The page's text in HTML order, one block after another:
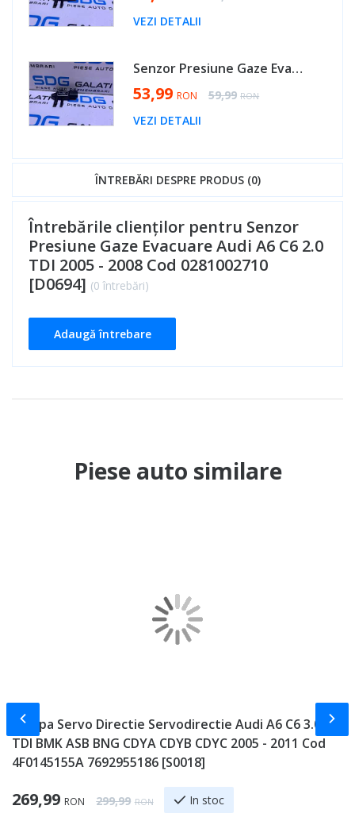
VEZI DETALII
Senzor Presiune Gaze Evacuare Seat Altea 2.0 TDI 2004 - 2015 Cod 0281002710 [D0694]
Special Price
53,99 RON Regular Price
59,99 RON
VEZI DETALII
ÎNTREBĂRI DESPRE PRODUS (0)
Întrebările clienților pentru Senzor
Presiune Gaze Evacuare Audi A6 C6 2.0
TDI 2005 - 2008 Cod 0281002710
[D0694] (0 întrebări)
Adaugă întrebare
Piese auto similare
Pompa Servo Directie Servodirectie Audi A6 C6 3.0
TDI BMK ASB BNG CDYA CDYB CDYC 2005 - 2011 Cod
4F0145155A 7692955186 [S0018]
Special Price
269,99 RON Regular Price
299,99 RON In stoc
Slide-ul anterior